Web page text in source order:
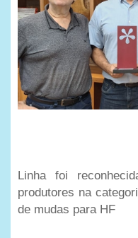
Linha foi
produtores na
de mudas para HF